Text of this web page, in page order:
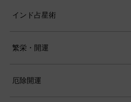
インド占星術
繁栄・開運
厄除開運